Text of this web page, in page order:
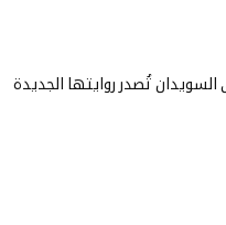
السويدان تُصدر روايتها الجديدة